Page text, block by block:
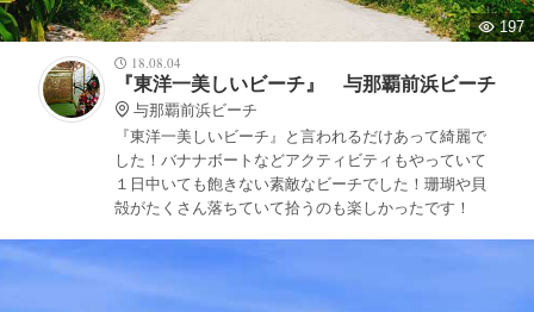
197
18.08.04
『東洋一美しいビーチ』 与那覇前浜ビーチ
与那覇前浜ビーチ
『東洋一美しいビーチ』と言われるだけあって綺麗で
した！バナナボートなどアクティビティもやっていて
１日中いても飽きない素敵なビーチでした！珊瑚や貝
殻がたくさん落ちていて拾うのも楽しかったです！